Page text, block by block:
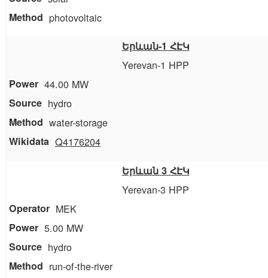
photovoltaic
Երևան-1 ՀԷԿ
Yerevan-1 HPP
44.00 MW
hydro
water-storage
Q4176204
Երևան 3 ՀԷԿ
Yerevan-3 HPP
MEK
5.00 MW
hydro
run-of-the-river